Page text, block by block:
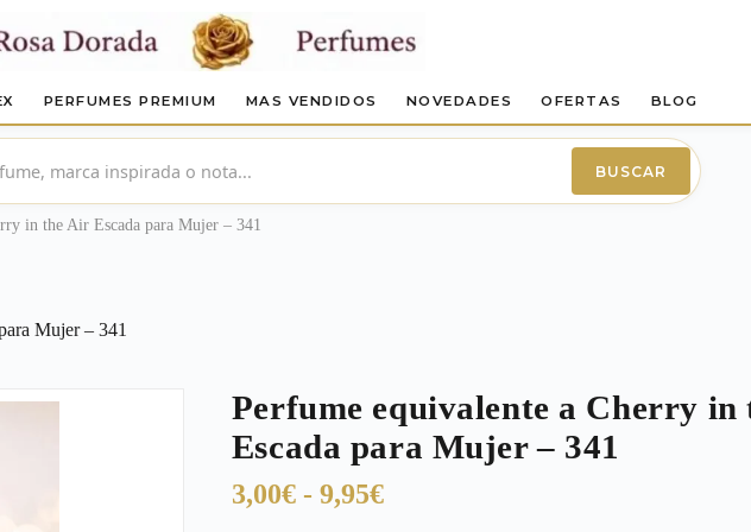
PERFUMES PREMIUM MAS VENDIDOS NOVEDADES OFERTAS BLOG
BUSCAR
in the Air Escada para Mujer – 341
Mujer – 341
Perfume equivalente a Cherry in
Escada para Mujer – 341
3,00€ - 9,95€Rango